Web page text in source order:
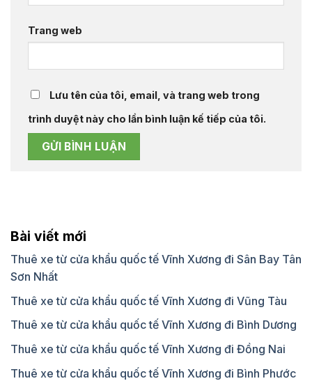
Trang web
Lưu tên của tôi, email, và trang web trong
trình duyệt này cho lần bình luận kế tiếp của tôi.
Bài viết mới
Thuê xe từ cửa khẩu quốc tế Vĩnh Xương đi Sân Bay Tân
Sơn Nhất
Thuê xe từ cửa khẩu quốc tế Vĩnh Xương đi Vũng Tàu
Thuê xe từ cửa khẩu quốc tế Vĩnh Xương đi Bình Dương
Thuê xe từ cửa khẩu quốc tế Vĩnh Xương đi Đồng Nai
Thuê xe từ cửa khẩu quốc tế Vĩnh Xương đi Bình Phước